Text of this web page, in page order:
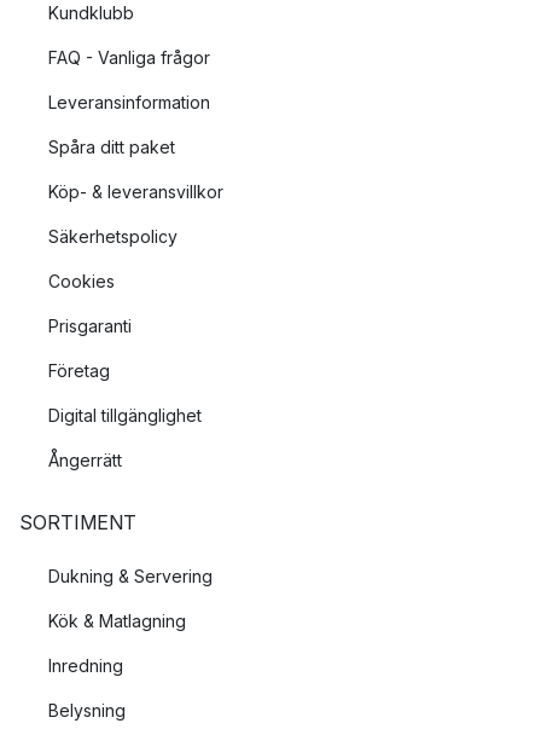
Kundklubb
FAQ - Vanliga frågor
Leveransinformation
Spåra ditt paket
Köp- & leveransvillkor
Säkerhetspolicy
Cookies
Prisgaranti
Företag
Digital tillgänglighet
Ångerrätt
SORTIMENT
Dukning & Servering
Kök & Matlagning
Inredning
Belysning